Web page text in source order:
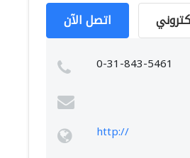
اتصل الآن
0-31-843-5461
http://